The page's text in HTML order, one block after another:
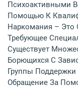
Психоактивными
Помощью К
Наркомания – Это
Требующее
Существует
Борющихся С
Группы
Обращение За